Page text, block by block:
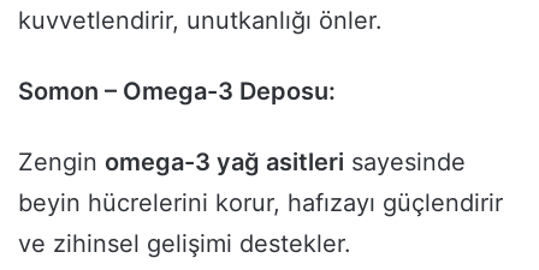
kuvvetlendirir, unutkanlığı önler.
Somon – Omega-3 Deposu:
Zengin omega-3 yağ asitleri sayesinde
beyin hücrelerini korur, hafızayı güçlendirir
ve zihinsel gelişimi destekler.